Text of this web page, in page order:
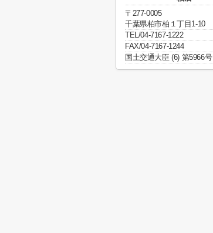
〒277-0005
千葉県柏市柏１丁目1-10
TEL/04-7167-1222
FAX/04-7167-1244
国土交通大臣 (6) 第5966号